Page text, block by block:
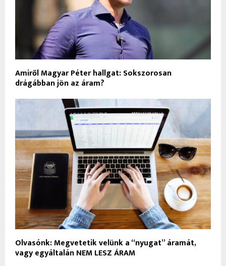
Amiről Magyar Péter hallgat: Sokszorosan
drágábban jön az áram?
Olvasónk: Megvetetik velünk a “nyugat” áramát,
vagy egyáltalán NEM LESZ ÁRAM